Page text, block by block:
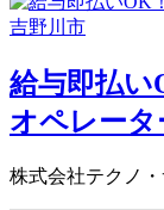
給与即払い
オペレー
株式会社テクノ